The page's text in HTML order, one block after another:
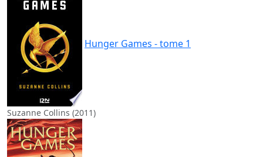
Hunger Games - tome 1
Suzanne Collins (2011)